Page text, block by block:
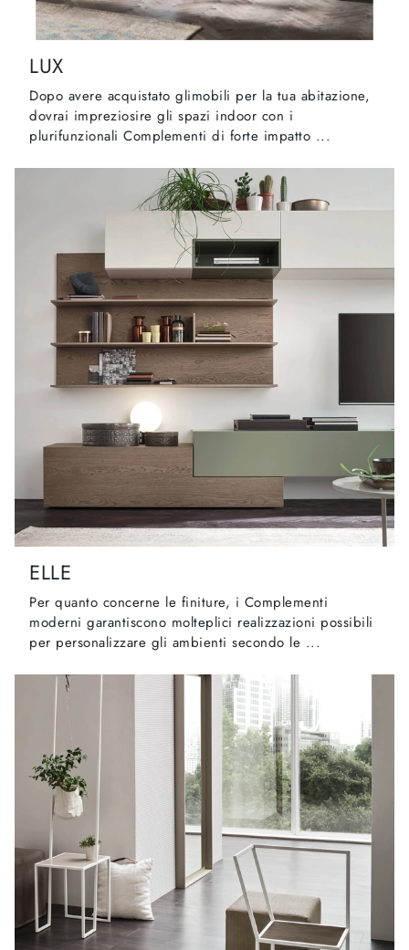
LUX
Dopo avere acquistato glimobili per la tua abitazione,
dovrai impreziosire gli spazi indoor con i
plurifunzionali Complementi di forte impatto ...
ELLE
Per quanto concerne le finiture, i Complementi
moderni garantiscono molteplici realizzazioni possibili
per personalizzare gli ambienti secondo le ...